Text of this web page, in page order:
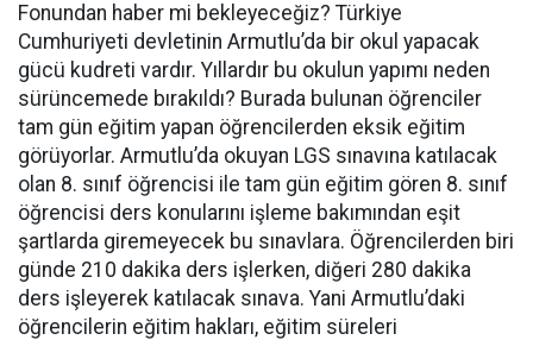
Fonundan haber mi bekleyeceğiz? Türkiye
Cumhuriyeti devletinin Armutlu’da bir okul yapacak
gücü kudreti vardır. Yıllardır bu okulun yapımı neden
sürüncemede bırakıldı? Burada bulunan öğrenciler
tam gün eğitim yapan öğrencilerden eksik eğitim
görüyorlar. Armutlu’da okuyan LGS sınavına katılacak
olan 8. sınıf öğrencisi ile tam gün eğitim gören 8. sınıf
öğrencisi ders konularını işleme bakımından eşit
şartlarda giremeyecek bu sınavlara. Öğrencilerden biri
günde 210 dakika ders işlerken, diğeri 280 dakika
ders işleyerek katılacak sınava. Yani Armutlu’daki
öğrencilerin eğitim hakları, eğitim süreleri